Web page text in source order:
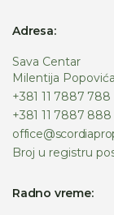
Adresa:
Sava Centar
Milentija
+381 11 7887 788
+381 11 7887 888
Broj u registru
Radno vreme: